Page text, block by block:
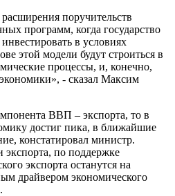
поручительств
программ, когда государство
в условиях
этой модели будут строиться в
процессы, и, конечно,
- сказал Максим
ВВП – экспорта, то в
достиг пика, в ближайшие
констатировал министр.
экспорта, по поддержке
экспорта останутся на
драйвером экономического